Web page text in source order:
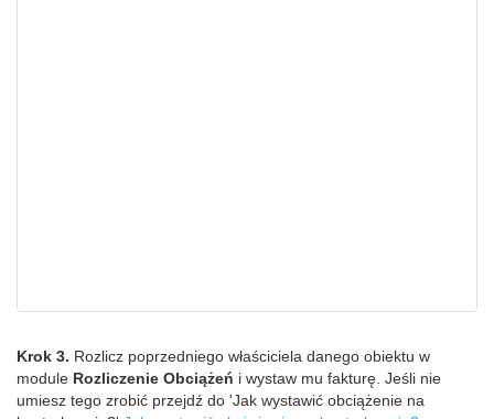
Krok 3. Rozlicz poprzedniego właściciela danego obiektu w
module Rozliczenie Obciążeń i wystaw mu fakturę. Jeśli nie
umiesz tego zrobić przejdź do 'Jak wystawić obciążenie na